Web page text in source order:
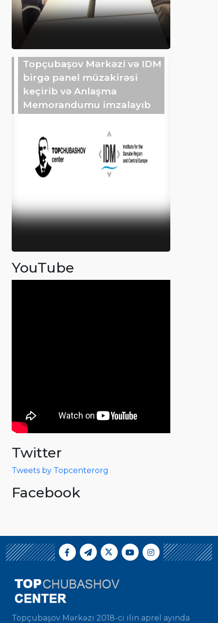
Topçubaşov Mərkəzi və IDM
birgə panel müzakirəsi
keçirib və Anlaşma
Memorandumu imzalayıb
YouTube
Twitter
Tweets by Topcenterorg
Facebook
Topçubaşov Mərkəzi 2018-ci ilin aprel ayında